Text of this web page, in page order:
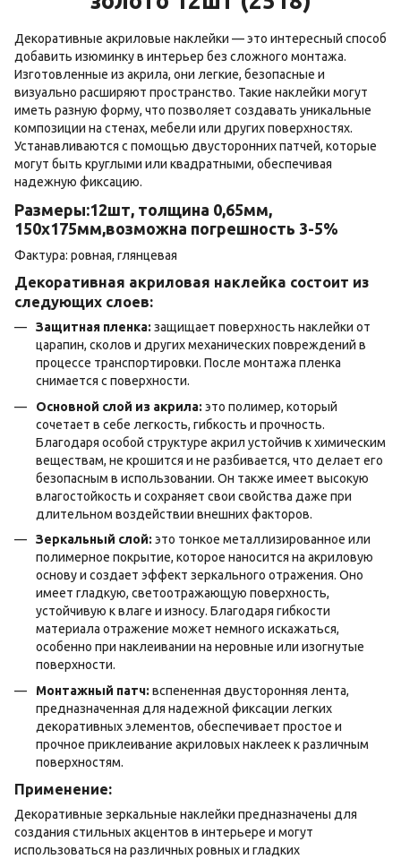
Декоративные акриловые наклейки — это интересный способ
добавить изюминку в интерьер без сложного монтажа.
Изготовленные из акрила, они легкие, безопасные и
визуально расширяют пространство. Такие наклейки могут
иметь разную форму, что позволяет создавать уникальные
композиции на стенах, мебели или других поверхностях.
Устанавливаются с помощью двусторонних патчей, которые
могут быть круглыми или квадратными, обеспечивая
надежную фиксацию.
Размеры:12шт, толщина 0,65мм,
150х175мм,возможна погрешность 3-5%
Фактура: ровная, глянцевая
Декоративная акриловая наклейка состоит из
следующих слоев:
Защитная пленка: защищает поверхность наклейки от
царапин, сколов и других механических повреждений в
процессе транспортировки. После монтажа пленка
снимается с поверхности.
Основной слой из акрила: это полимер, который
сочетает в себе легкость, гибкость и прочность.
Благодаря особой структуре акрил устойчив к химическим
веществам, не крошится и не разбивается, что делает его
безопасным в использовании. Он также имеет высокую
влагостойкость и сохраняет свои свойства даже при
длительном воздействии внешних факторов.
Зеркальный слой: это тонкое металлизированное или
полимерное покрытие, которое наносится на акриловую
основу и создает эффект зеркального отражения. Оно
имеет гладкую, светоотражающую поверхность,
устойчивую к влаге и износу. Благодаря гибкости
материала отражение может немного искажаться,
особенно при наклеивании на неровные или изогнутые
поверхности.
Монтажный патч: вспененная двусторонняя лента,
предназначенная для надежной фиксации легких
декоративных элементов, обеспечивает простое и
прочное приклеивание акриловых наклеек к различным
поверхностям.
Применение:
Декоративные зеркальные наклейки предназначены для
создания стильных акцентов в интерьере и могут
использоваться на различных ровных и гладких